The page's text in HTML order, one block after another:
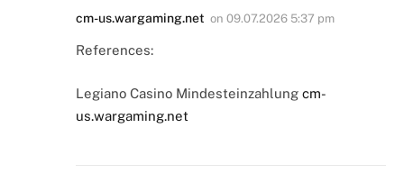
cm-us.wargaming.net on 09.07.2026 5:37 pm
References:
Legiano Casino Mindesteinzahlung cm-
us.wargaming.net